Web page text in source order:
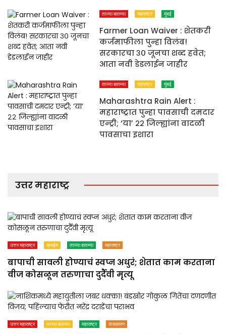
ताज्या बातम्या महाराष्ट्र मुंबई
Farmer Loan Waiver : शेतकरी
कर्जमाफीला पुन्हा विलंब!
सरकारचा ३० जूनचा शब्द हवेत;
आता नवी डेडलाईन जाहीर
ताज्या बातम्या महाराष्ट्र मुंबई
Maharashtra Rain Alert :
महाराष्ट्रात पुन्हा पावसाची दमदार
एन्ट्री; ‘या’ २२ जिल्ह्यांना वादळी
पावसाचा इशारा
उत्तर महाराष्ट्र
उत्तर महाराष्ट्र क्राईम ताज्या बातम्या महाराष्ट्र
बापाची सावली होण्याचं स्वप्न अधुरं; शेतात काम करताना
वीज कोसळून तरुणाचा दुर्दैवी मृत्यू
उत्तर महाराष्ट्र ताज्या बातम्या महाराष्ट्र राजकारण